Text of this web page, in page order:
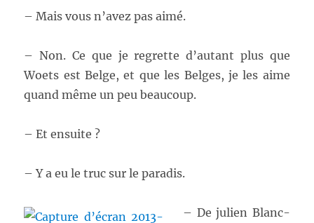
– Mais vous n’avez pas aimé.
– Non. Ce que je regrette d’autant plus que
Woets est Belge, et que les Belges, je les aime
quand même un peu beaucoup.
– Et ensuite ?
– Y a eu le truc sur le paradis.
– De julien Blanc-